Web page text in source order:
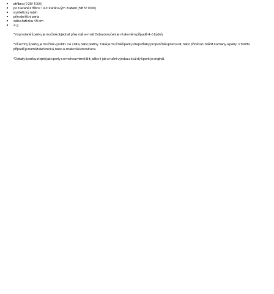
stříbro: (925/1000)
pozlacené stříbro: 14-ti karátovým zlatem (585/1000)
syntetický rubín
přírodní říční perla
délka řetízku 45 cm
4 g
*Vyprodané šperky je možné objednat přes náš e-mail. Doba doručení je v takovém případě 4-6 týdnů.
*Všechny šperky je možné vyrobit i ze zlata, nebo platiny. Také je možné šperky dle potřeby proporčně upravovat, nebo přidávat/měnit kameny a perly. V tomto
případě je nutná telefonická, nebo e-mailová konzultace.
*Detaily šperku stejně jako perly se mohou mírně lišit, jelikož jde o ruční výrobu a každý šperk je originál.